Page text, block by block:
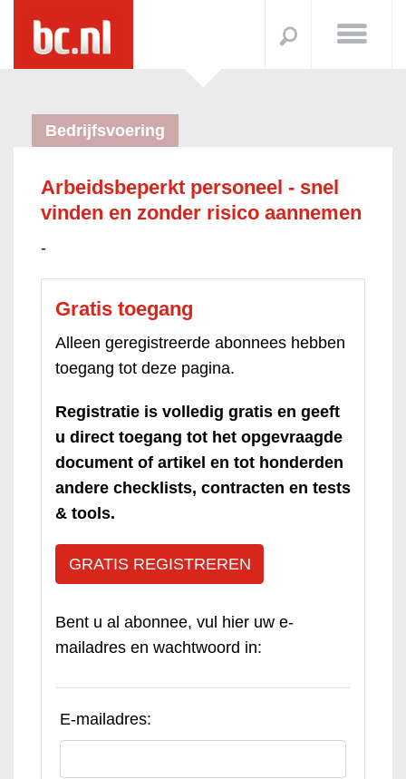
Bedrijfsvoering
Arbeidsbeperkt personeel - snel
vinden en zonder risico aannemen
-
Gratis toegang
Alleen geregistreerde abonnees hebben
toegang tot deze pagina.
Registratie is volledig gratis en geeft
u direct toegang tot het opgevraagde
document of artikel en tot honderden
andere checklists, contracten en tests
& tools.
GRATIS REGISTREREN
Bent u al abonnee, vul hier uw e-
mailadres en wachtwoord in:
E-mailadres: